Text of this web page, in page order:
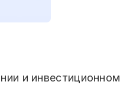
и инвестиционном